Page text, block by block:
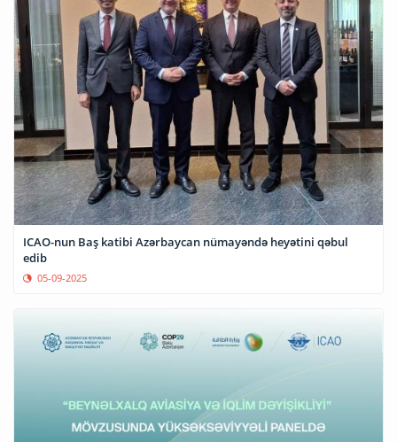
ICAO-nun Baş katibi Azərbaycan nümayəndə heyətini qəbul
edib
05-09-2025